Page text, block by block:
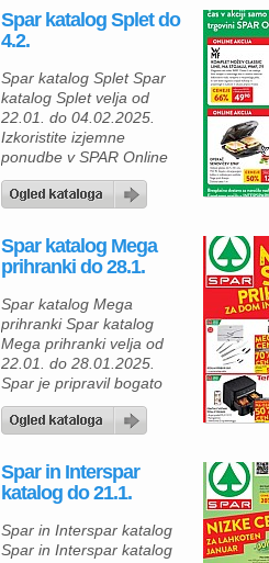
ponudbe, ki veljajo od
sredine februarja 2025.
Med izdelki, ki so trenutno
v akciji, so na primer gel
za prhanje Palmolive v
različnih vonjavah, ki ga
[…]
Spar katalog Splet do
4.2.
Spar katalog Splet Spar
katalog Splet velja od
22.01. do 04.02.2025.
Izkoristite izjemne
ponudbe v SPAR Online
trgovini. Za vse ljubitelje
kuhanja in tiste, ki cenijo
SPAR Online ponuja
posebne akcije na izbrane
izdelke. Uživajte v
ugodnostih in kakovosti, ki
bodo obogatile vaš dom in
prosti čas. Komplet nožev
Classic Line, […]
Spar katalog Mega
prihranki do 28.1.
Spar katalog Mega
prihranki Spar katalog
Mega prihranki velja od
22.01. do 28.01.2025.
Spar je pripravil bogato
MEGA ponudbo izdelkov,
ki bodo v vaš dom prinesli
velike prihranke. Ponudba
velja samo od srede, 22.
januarja, do torka, 28.
januarja 2025, zato ne
zamudite teh izjemnih
Spar in Interspar
katalog do 21.1.
Spar in Interspar katalog
Spar in Interspar katalog